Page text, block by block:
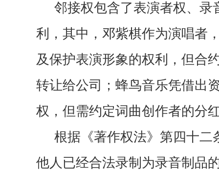
邻接权包含了表演者权、 录
利
， 其中， 邓紫棋作为演唱者
及保护表演形象的权利，但合
转让给公司 ； 蜂鸟音乐凭借出
权，但需约定词曲创作者的分
根据 《著作权法》第四十二
他人已经合法录制为录音制品